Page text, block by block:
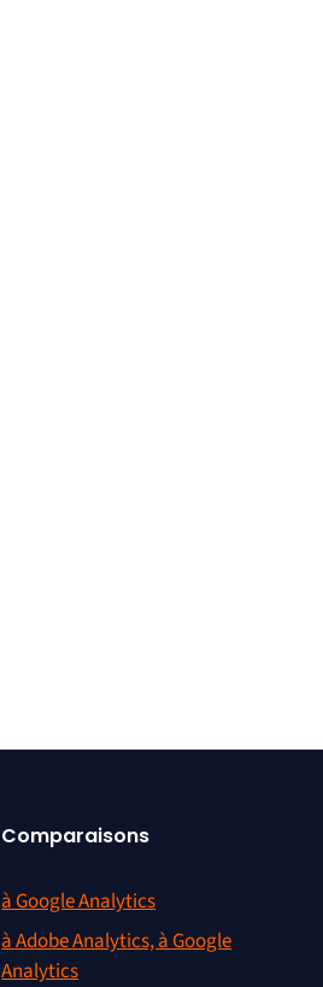
Comparaisons
à Google Analytics
à Adobe Analytics, à Google
Analytics